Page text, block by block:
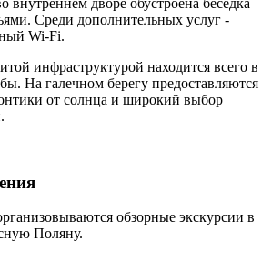
Среди дополнительных услуг -
Wi-Fi.
инфраструктурой находится всего в
На галечном берегу предоставляются
от солнца и широкий выбор
обзорные экскурсии в
Поляну.